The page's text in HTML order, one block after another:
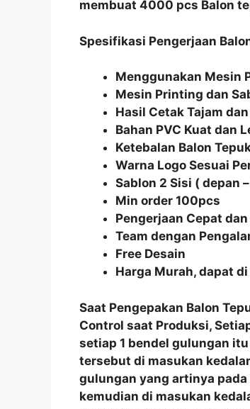
membuat 4000 pcs Balon
Spesifikasi Pengerjaan
Menggunakan Mesin
Mesin Printing dan
Hasil Cetak Tajam
Bahan PVC Kuat dan
Ketebalan Balon
Warna Logo Sesuai
Sablon 2 Sisi ( depan
Min order 100pcs
Pengerjaan Cepat dan
Team dengan
Free Desain
Harga Murah, dapat
Saat Pengepakan Balon
Control saat Produksi,
setiap 1 bendel gulungan
tersebut di masukan
gulungan yang artinya
kemudian di masukan